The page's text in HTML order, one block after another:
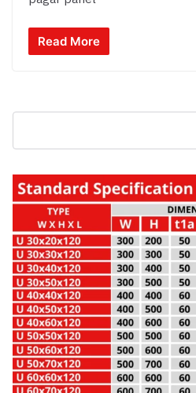
Read More